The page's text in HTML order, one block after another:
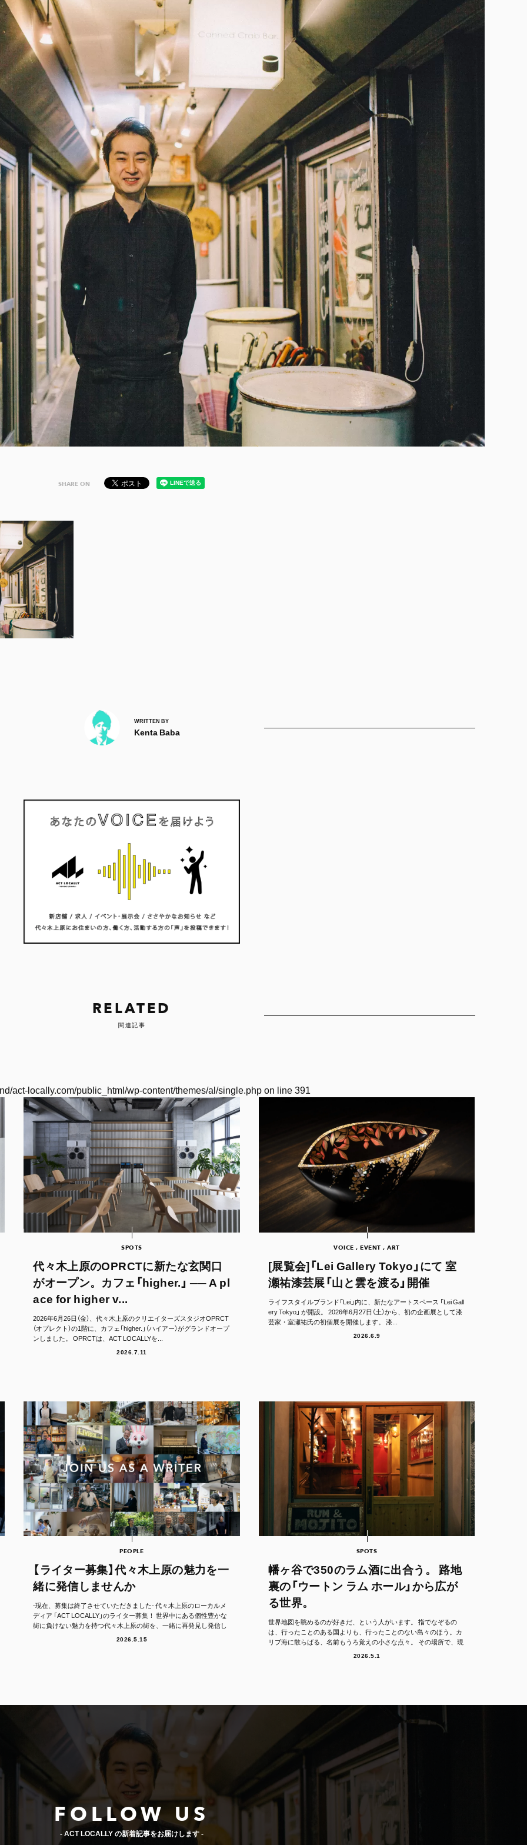
SHARE ON
WRITTEN BY
Kenta Baba
RELATED
関連記事
act-locally.com/public_html/wp-content/themes/al/single.phpon line391
SPOTS
代々木上原のOPRCTに新たな玄関口
がオープン。カフェ「higher.」 ── A pl
ace for higher v...
2026年6月26日（金）、代々木上原のクリエイターズスタジオOPRCT
（オプレクト）の1階に、カフェ「higher.」（ハイアー）がグランドオープ
ンしました。 OPRCTは、ACT LOCALLYを...
2026.7.11
VOICE , EVENT , ART
[展覧会]「Lei Gallery Tokyo」にて 室
瀬祐漆芸展「山と雲を渡る」開催
ライフスタイルブランド「Lei」内に、新たなアートスペース 「Lei Gall
ery Tokyo」 が開設。 2026年6月27日（土）から、初の企画展として漆
芸家・室瀬祐氏の初個展を開催します。 漆...
2026.6.9
PEOPLE
【ライター募集】代々木上原の魅力を一
緒に発信しませんか
-現在、募集は終了させていただきました- 代々木上原のローカルメ
ディア 「ACT LOCALLY」のライター募集！ 世界中にある個性豊かな
街に負けない魅力を持つ代々木上原の街を、一緒に再発見し発信し
2026.5.15
SPOTS
幡ヶ谷で350のラム酒に出合う。 路地
裏の「ウートン ラム ホール」から広が
る世界。
世界地図を眺めるのが好きだ、という人がいます。 指でなぞるの
は、行ったことのある国よりも、行ったことのない島々のほう。カ
リブ海に散らばる、名前もうろ覚えの小さな点々。 その場所で、現
2026.5.1
FOLLOW US
- ACT LOCALLY の新着記事をお届けします -